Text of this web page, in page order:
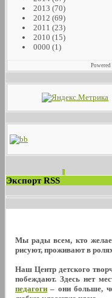
2013 (70)
2012 (69)
2011 (23)
2010 (15)
0000 (1)
Экспорт RSS
Мы рады всем, кто
рисуют, проживают в
Наш Центр детского
побеждают. Здесь нет
педагоги – они больше,